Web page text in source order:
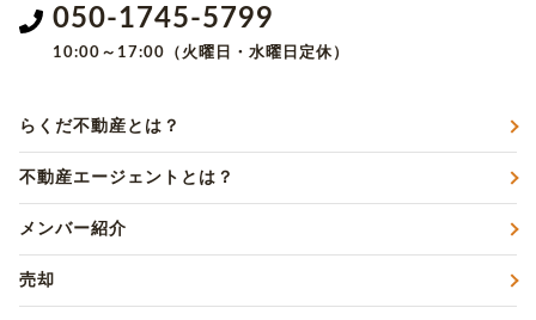
050-1745-5799
10:00～17:00（火曜日・水曜日定休）
らくだ不動産とは？
不動産エージェントとは？
メンバー紹介
売却